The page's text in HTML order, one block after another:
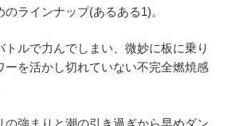
ラインナップ(あるある1)。
トルで力んでしまい、微妙に板に乗り
ーを活かし切れていない不完全燃焼感
の強まりと潮の引き過ぎから早めダン